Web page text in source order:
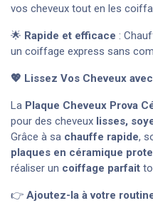
vos cheveux tout en les
🌟 Rapide et efficace :
un coiffage express sans
💖 Lissez Vos Cheveux
La Plaque Cheveux Prova
pour des cheveux lisses,
Grâce à sa chauffe rapide,
plaques en céramique
réaliser un coiffage parfait
👉 Ajoutez-la à votre